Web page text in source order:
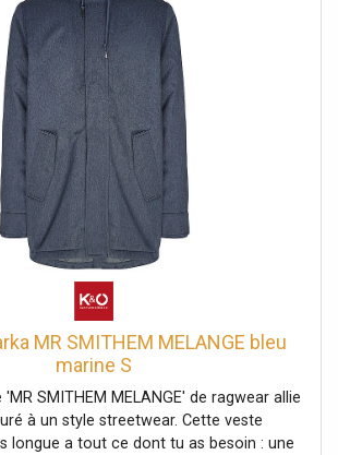
Coupe droite avec patte de boutonnage
manches avec poignets côtelés pour un
légèrement allongé et arrondi dans le
rabat doubles avec bouton-pression et
Colonne d'eau : 11000 Respirabilité : 5000
de la couleur : Pine Green Matière
: 100% polyester
MR SMITHEM MELANGE bleu
marine S
'MR SMITHEM MELANGE' de ragwear allie
à un style streetwear. Cette veste
longue a tout ce dont tu as besoin : une